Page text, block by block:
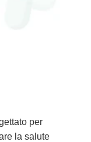
per
la salute